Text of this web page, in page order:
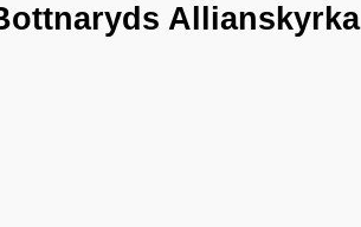
Allianskyrka